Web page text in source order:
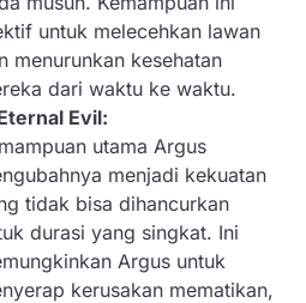
untuk melecehkan lawan
menurunkan kesehatan
dari waktu ke waktu.
Evil:
utama Argus
menjadi kekuatan
tidak bisa dihancurkan
durasi yang singkat. Ini
Argus untuk
kerusakan mematikan,